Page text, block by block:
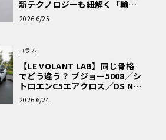
新テクノロジーも紐解く「輸入
車Q&A」
2026 6/25
コラム
【LE VOLANT LAB】同じ骨格
でどう違う？ プジョー5008／シ
トロエンC5エアクロス／DS Nº4
読者一気乗りレポート
2026 6/24